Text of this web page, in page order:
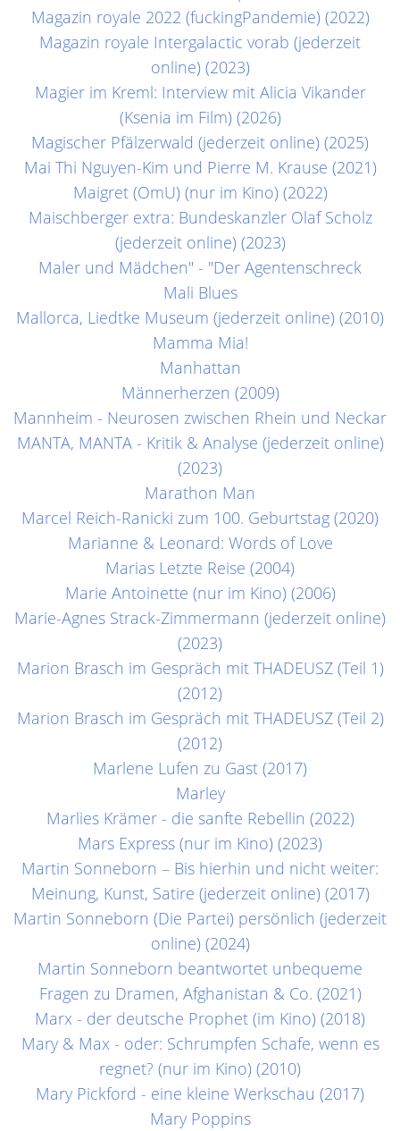
Magazin royale 2022 (fuckingPandemie) (2022)
Magazin royale Intergalactic vorab (jederzeit
online) (2023)
Magier im Kreml: Interview mit Alicia Vikander
(Ksenia im Film) (2026)
Magischer Pfälzerwald (jederzeit online) (2025)
Mai Thi Nguyen-Kim und Pierre M. Krause (2021)
Maigret (OmU) (nur im Kino) (2022)
Maischberger extra: Bundeskanzler Olaf Scholz
(jederzeit online) (2023)
Maler und Mädchen" - "Der Agentenschreck
Mali Blues
Mallorca, Liedtke Museum (jederzeit online) (2010)
Mamma Mia!
Manhattan
Männerherzen (2009)
Mannheim - Neurosen zwischen Rhein und Neckar
MANTA, MANTA - Kritik & Analyse (jederzeit online)
(2023)
Marathon Man
Marcel Reich-Ranicki zum 100. Geburtstag (2020)
Marianne & Leonard: Words of Love
Marias Letzte Reise (2004)
Marie Antoinette (nur im Kino) (2006)
Marie-Agnes Strack-Zimmermann (jederzeit online)
(2023)
Marion Brasch im Gespräch mit THADEUSZ (Teil 1)
(2012)
Marion Brasch im Gespräch mit THADEUSZ (Teil 2)
(2012)
Marlene Lufen zu Gast (2017)
Marley
Marlies Krämer - die sanfte Rebellin (2022)
Mars Express (nur im Kino) (2023)
Martin Sonneborn – Bis hierhin und nicht weiter:
Meinung, Kunst, Satire (jederzeit online) (2017)
Martin Sonneborn (Die Partei) persönlich (jederzeit
online) (2024)
Martin Sonneborn beantwortet unbequeme
Fragen zu Dramen, Afghanistan & Co. (2021)
Marx - der deutsche Prophet (im Kino) (2018)
Mary & Max - oder: Schrumpfen Schafe, wenn es
regnet? (nur im Kino) (2010)
Mary Pickford - eine kleine Werkschau (2017)
Mary Poppins